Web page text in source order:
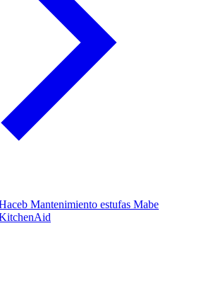
Mantenimiento estufas Mabe